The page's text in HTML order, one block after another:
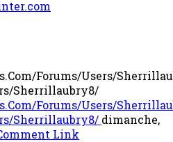
Forums/Users/
Sherrillaubry8/ dimanche,
Link